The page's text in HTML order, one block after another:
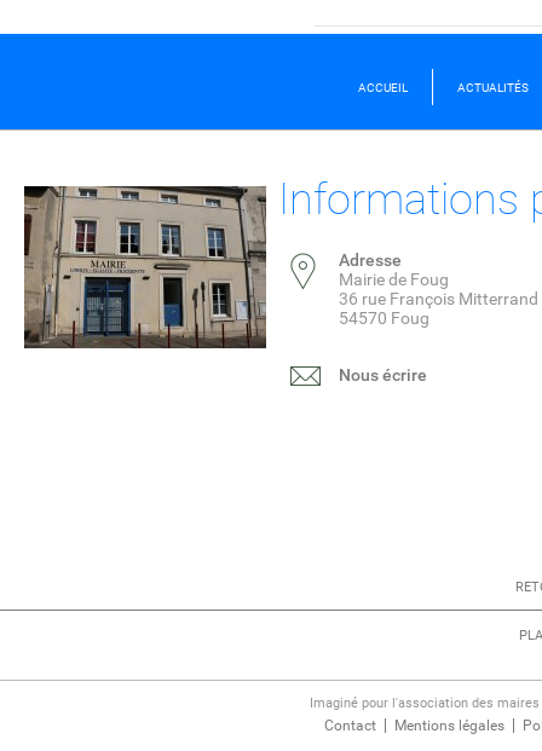
ACCUEIL ACTUALITÉS
Informations
Adresse
Mairie de Foug
36 rue François Mitterrand
54570 Foug
Nous écrire
Imaginé pour l'association des
Contact Mentions légales